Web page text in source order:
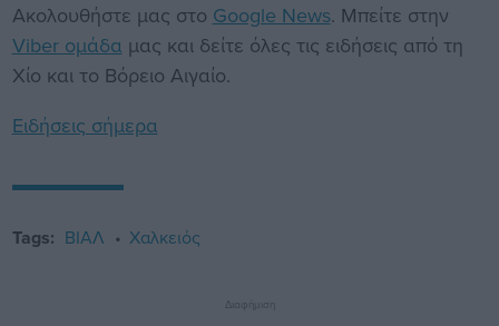
Ακολουθήστε μας στο Google News. Μπείτε στην
Viber ομάδα μας και δείτε όλες τις ειδήσεις από τη
Χίο και το Βόρειο Αιγαίο.
Ειδήσεις σήμερα
Tags: ΒΙΑΛ Χαλκειός
Διαφήμιση